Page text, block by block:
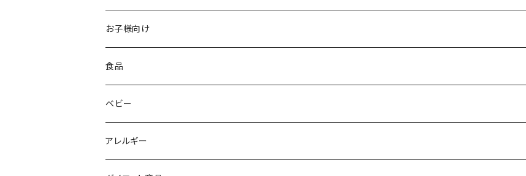
お子様向け
moguee(0歳〜6歳)
食品
ベビー
離乳食
ベビー
離乳食
アレルギー